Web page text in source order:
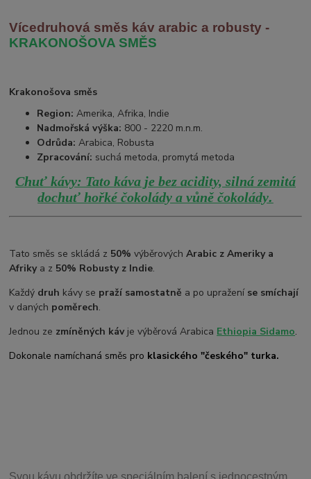
Vícedruhová směs káv arabic a robusty -
KRAKONOŠOVA SMĚS
Krakonošova směs
Region: Amerika, Afrika, Indie
Nadmořská výška: 800 - 2220 m.n.m.
Odrůda: Arabica, Robusta
Zpracování: suchá metoda, promytá metoda
Chuť kávy: Tato káva je bez acidity, silná zemitá
dochuť hořké čokolády a vůně čokolády.
Tato směs se skládá z 50% výběrovýchArabic z Ameriky a
Afrikya z 50% Robusty z Indie.
Každý druh kávy se praží samostatně a po upražení se smíchají
v daných poměrech.
Jednou ze zmíněných kávje výběrová Arabica Ethiopia Sidamo.
Dokonale namíchaná směs pro klasického "českého" turka.